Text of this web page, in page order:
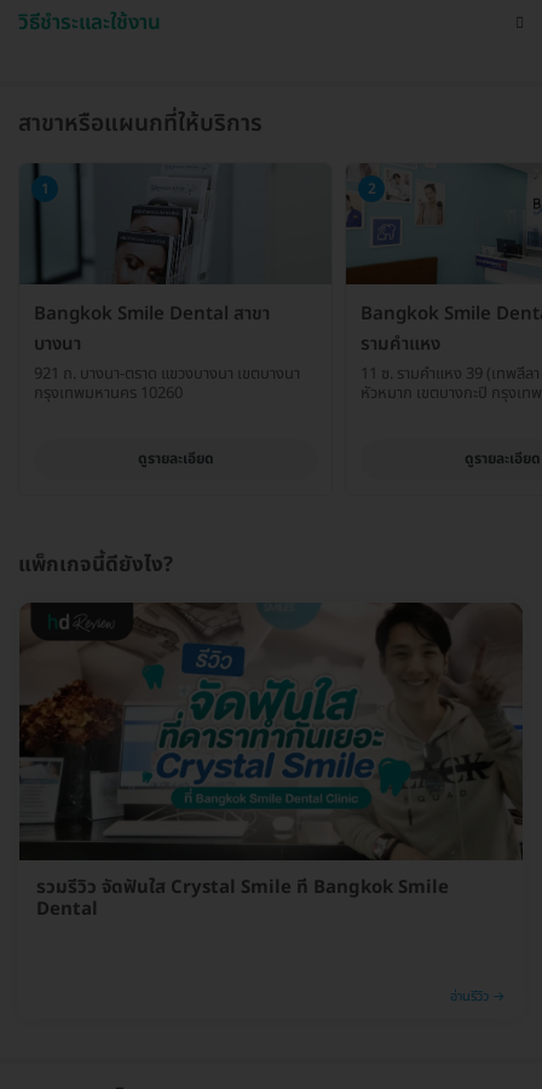
วิธีชำระและใช้งาน
สาขาหรือแผนกที่ให้บริการ
1
Bangkok Smile Dental สาขา
บางนา
921 ถ. บางนา-ตราด แขวงบางนา เขตบางนา
กรุงเทพมหานคร 10260
ดูรายละเอียด
2
Bangkok Smile
รามคำแหง
11 ซ. รามคำแหง 39 (เทพลีล
หัวหมาก เขตบางกะปิ กรุงเ
ดูรายละเอียด
แพ็กเกจนี้ดียังไง?
รวมรีวิว จัดฟันใส Crystal Smile ที่ Bangkok Smile
Dental
อ่านรีวิว →